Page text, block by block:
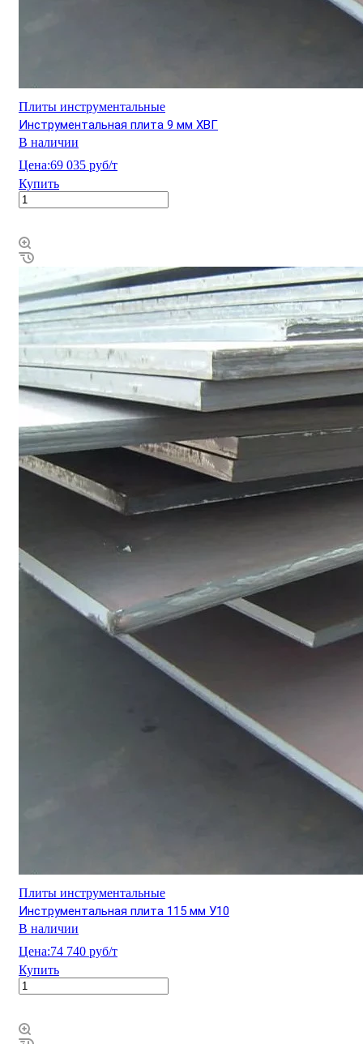
Плиты инструментальные
Инструментальная плита 9 мм ХВГ
В наличии
Цена:69 035 руб/т
Купить
Плиты инструментальные
Инструментальная плита 115 мм У10
В наличии
Цена:74 740 руб/т
Купить